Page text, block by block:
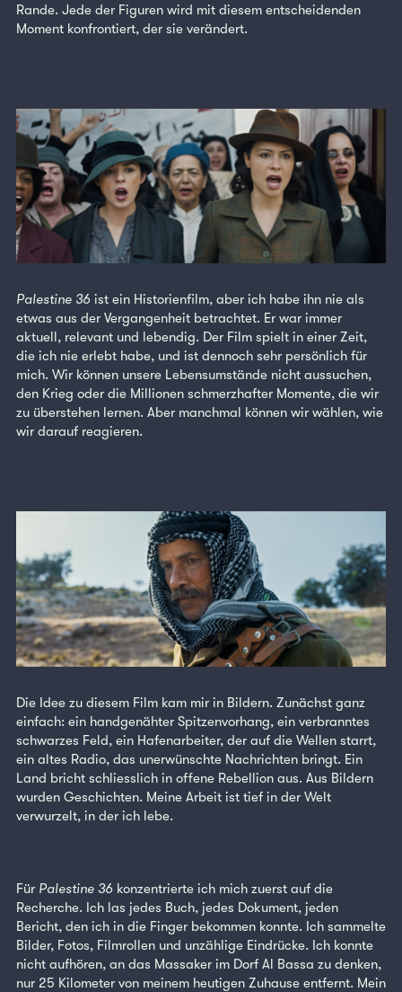
Rande. Jede der Figuren wird mit diesem entscheidenden
Moment konfrontiert, der sie verändert.
Palestine 36 ist ein Historienfilm, aber ich habe ihn nie als
etwas aus der Vergangenheit betrachtet. Er war immer
aktuell, relevant und lebendig. Der Film spielt in einer Zeit,
die ich nie erlebt habe, und ist dennoch sehr persönlich für
mich. Wir können unsere Lebensumstände nicht aussuchen,
den Krieg oder die Millionen schmerzhafter Momente, die wir
zu überstehen lernen. Aber manchmal können wir wählen, wie
wir darauf reagieren.
Die Idee zu diesem Film kam mir in Bildern. Zunächst ganz
einfach: ein handgenähter Spitzenvorhang, ein verbranntes
schwarzes Feld, ein Hafenarbeiter, der auf die Wellen starrt,
ein altes Radio, das unerwünschte Nachrichten bringt. Ein
Land bricht schliesslich in offene Rebellion aus. Aus Bildern
wurden Geschichten. Meine Arbeit ist tief in der Welt
verwurzelt, in der ich lebe.
Für Palestine 36 konzentrierte ich mich zuerst auf die
Recherche. Ich las jedes Buch, jedes Dokument, jeden
Bericht, den ich in die Finger bekommen konnte. Ich sammelte
Bilder, Fotos, Filmrollen und unzählige Eindrücke. Ich konnte
nicht aufhören, an das Massaker im Dorf Al Bassa zu denken,
nur 25 Kilometer von meinem heutigen Zuhause entfernt. Mein